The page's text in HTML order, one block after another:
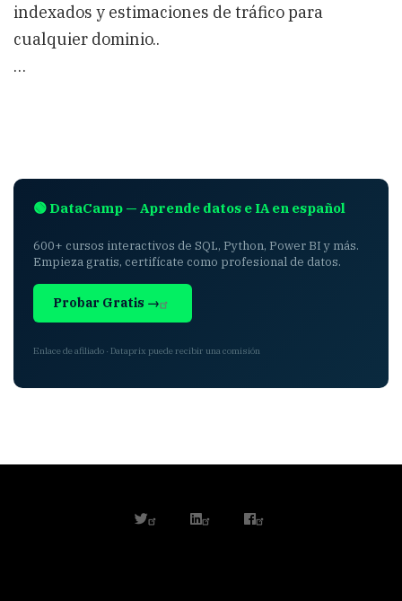
indexados y estimaciones de tráfico para
cualquier dominio..
…
🟢 DataCamp — Aprende datos e IA en español
600+ cursos interactivos de SQL, Python, Power BI y más.
Empieza gratis, certifícate como profesional de datos.
Probar Gratis →
Enlace de afiliado · Dataprix puede recibir una comisión
twitterlinkedinfacebook